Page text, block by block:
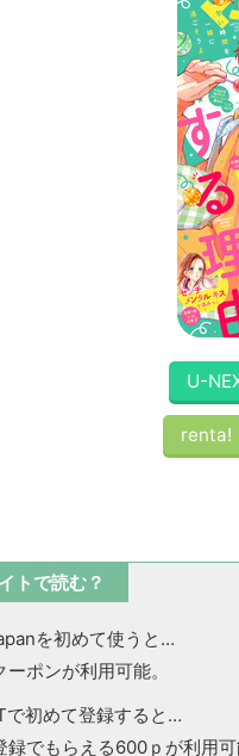
U-
renta!
トで読む？
を初めて使うと…
ポンが利用可能。
で初めて登録すると…
でもらえる600ｐが利用可